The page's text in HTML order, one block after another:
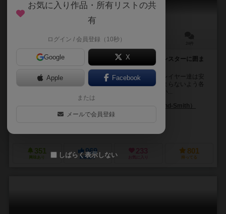
60分前後
島が沈む！噴火直前！あの手この手を使ってサメやモンスターに囲ま
れた島「アトランティス大陸」から逃げ切ろう
アトランティス大陸が今にも沈没しかけています！プレイヤー達は安
住の地を求め、島を取り囲むクジラ・サメ・海龍に捕まらないよう各
自のアトランティス市民たちを近隣の島に避難させてい...
ジュリアン・コートランドスミス（Julian Courtland-Smith）
デイヴィッド・オースロー（David Ausloos）
ストロングホールド ゲ
351
興味あり
969
経験あり
233
お気に入り
801
持ってる
お気に入り作品・所有リストの共
有
ログイン / 会員登録（10秒）
Google X
Apple Facebook
または
メールで会員登録
しばらく表示しない